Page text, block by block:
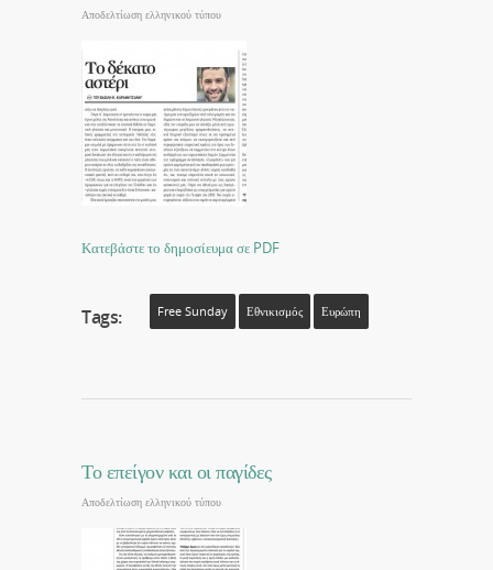
Αποδελτίωση ελληνικού τύπου
Κατεβάστε το δημοσίευμα σε PDF
Tags: Free Sunday Εθνικισμός Ευρώπη
Το επείγον και οι παγίδες
Αποδελτίωση ελληνικού τύπου